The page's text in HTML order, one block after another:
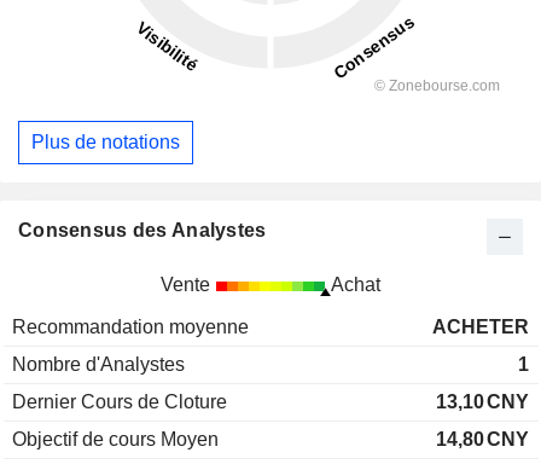
Plus de notations
Consensus des Analystes
Vente Achat
Recommandation moyenne
ACHETER
Nombre d'Analystes
1
Dernier Cours de Cloture
13,10CNY
Objectif de cours Moyen
14,80CNY